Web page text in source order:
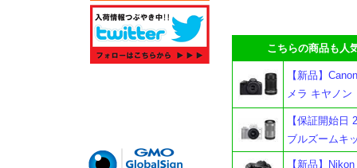
こちらの商品も人気
【新品】
メラ キヤノン
【保証開始
ブルズームキ
【新品】